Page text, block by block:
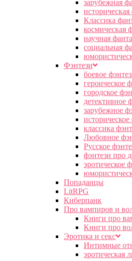
зарубежная
историческая
Классика
космическая
научная
социальная
Фэнтези
боевое
героическое
городское
детективное
зарубежное
историческое
классика
Любовное
Русское
фэнтези про
эротическое
Попаданцы
LitRPG
Киберпанк
Про вампиров и
Книги про
Книги про
Эротика и секс
Интимные
эротическая